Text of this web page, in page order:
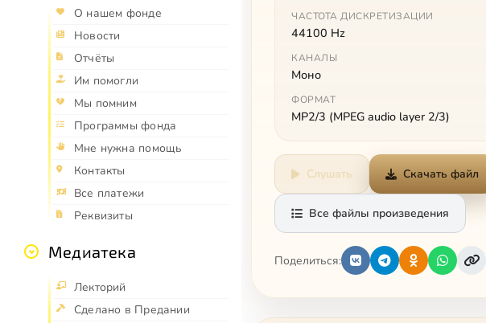
О нашем фонде
Новости
Отчёты
Им помогли
Мы помним
Программы фонда
Мне нужна помощь
Контакты
Все платежи
Реквизиты
Медиатека
Лекторий
Сделано в Предании
ЧАСТОТА ДИСКРЕТИЗАЦИИ
44100 Hz
КАНАЛЫ
Моно
ФОРМАТ
MP2/3 (MPEG audio layer 2/3)
Слушать Скачать файл
Все файлы произведения
Поделиться: